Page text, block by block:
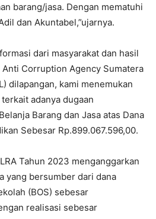
barang/jasa. Dengan mematuhi
dan Akuntabel,”ujarnya.
dari masyarakat dan hasil
Corruption Agency Sumatera
dilapangan, kami menemukan
adanya dugaan
Barang dan Jasa atas Dana
Sebesar Rp.899.067.596,00.
Tahun 2023 menganggarkan
yang bersumber dari dana
(BOS) sebesar
realisasi sebesar